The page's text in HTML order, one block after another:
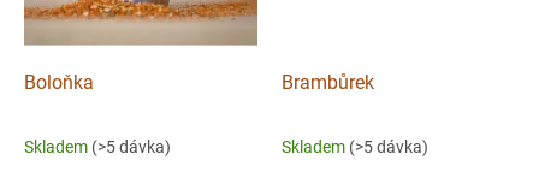
Boloňka
Skladem (>5 dávka)
Brambůrek
Skladem (>5 dávka)